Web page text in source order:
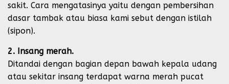
sakit. Cara mengatasinya yaitu dengan pembersihan
dasar tambak atau biasa kami sebut dengan istilah
(sipon).
2. Insang merah.
Ditandai dengan bagian depan bawah kepala udang
atau sekitar insang terdapat warna merah pucat